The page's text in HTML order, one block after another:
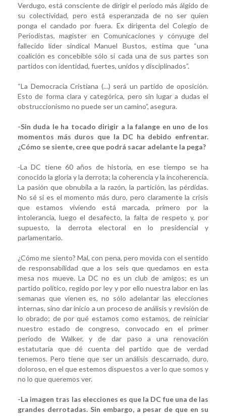
Verdugo, está consciente de dirigir el periodo más álgido de
su colectividad, pero está esperanzada de no ser quien
ponga el candado por fuera. Ex dirigenta del Colegio de
Periodistas, magister en Comunicaciones y cónyuge del
fallecido líder sindical Manuel Bustos, estima que “una
coalición es concebible sólo si cada una de sus partes son
partidos con identidad, fuertes, unidos y disciplinados”.
“La Democracia Cristiana (…) será un partido de oposición.
Esto de forma clara y categórica, pero sin lugar a dudas el
obstruccionismo no puede ser un camino”, asegura.
-Sin duda le ha tocado dirigir a la falange en uno de los
momentos más duros que la DC ha debido enfrentar.
¿Cómo se siente, cree que podrá sacar adelante la pega?
-La DC tiene 60 años de historia, en ese tiempo se ha
conocido la gloria y la derrota; la coherencia y la incoherencia.
La pasión que obnubila a la razón, la partición, las pérdidas.
No sé si es el momento más duro, pero claramente la crisis
que estamos viviendo está marcada, primero por la
intolerancia, luego el desafecto, la falta de respeto y, por
supuesto, la derrota electoral en lo presidencial y
parlamentario.
¿Cómo me siento? Mal, con pena, pero movida con el sentido
de responsabilidad que a los seis que quedamos en esta
mesa nos mueve. La DC no es un club de amigos; es un
partido político, regido por ley y por ello nuestra labor en las
semanas que vienen es, no sólo adelantar las elecciones
internas, sino dar inicio a un proceso de análisis y revisión de
lo obrado; de por qué estamos como estamos, de reiniciar
nuestro estado de congreso, convocado en el primer
período de Walker, y de dar paso a una renovación
estatutaria que dé cuenta del partido que de verdad
tenemos. Pero tiene que ser un análisis descarnado, duro,
doloroso, en el que estemos dispuestos a ver lo que somos y
no lo que queremos ver.
-La imagen tras las elecciones es que la DC fue una de las
grandes derrotadas. Sin embargo, a pesar de que en su